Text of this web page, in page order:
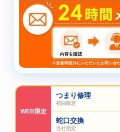
WEB限定
つまり修理
初回限定
蛇口交換
当社指定